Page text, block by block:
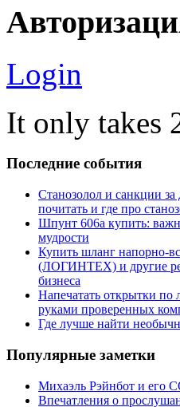
Login
It only takes
Последние события
Станозолол и санкции за
почитать и где про
Шпунт 606а купить:
мудрости
Купить шланг напорно-
(ЛОГИНТЕХ) и другие
бизнеса
Напечатать открытки
руками проверенных
Где лучше найти
Популярные заметки
Михаэль Рэйнбот и его
Впечатления о